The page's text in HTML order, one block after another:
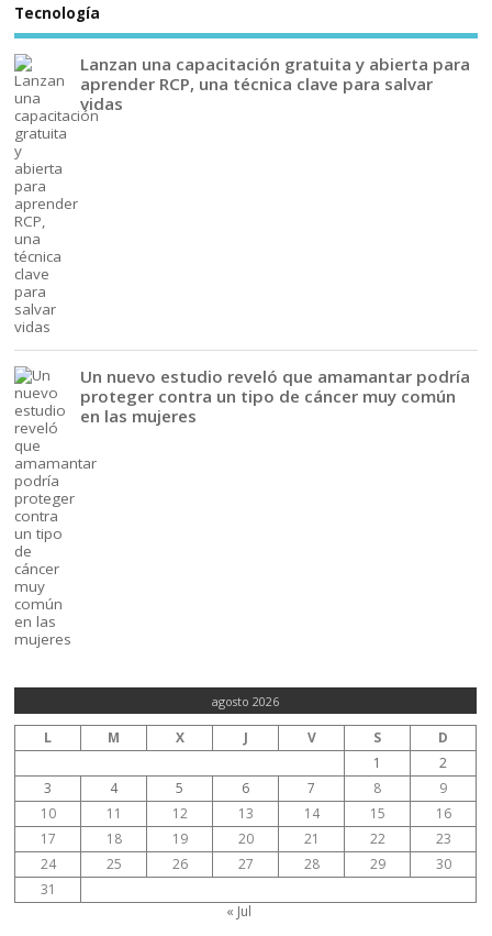
Tecnología
Lanzan una capacitación gratuita y abierta para
aprender RCP, una técnica clave para salvar
vidas
Un nuevo estudio reveló que amamantar podría
proteger contra un tipo de cáncer muy común
en las mujeres
agosto 2026
L M X J V S
D
1
2
3
4 5 6 7 8
9
10
11 12 13 14 15
16
17
18 19 20 21 22
23
24
25 26 27 28 29
30
31
« Jul